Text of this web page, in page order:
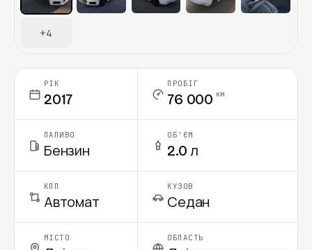
+4
РІК
2017
ПРОБІГ
76 000 км
ПАЛИВО
Бензин
ОБ'ЄМ
2.0 л
КПП
Автомат
КУЗОВ
Седан
МІСТО ОБЛАСТЬ